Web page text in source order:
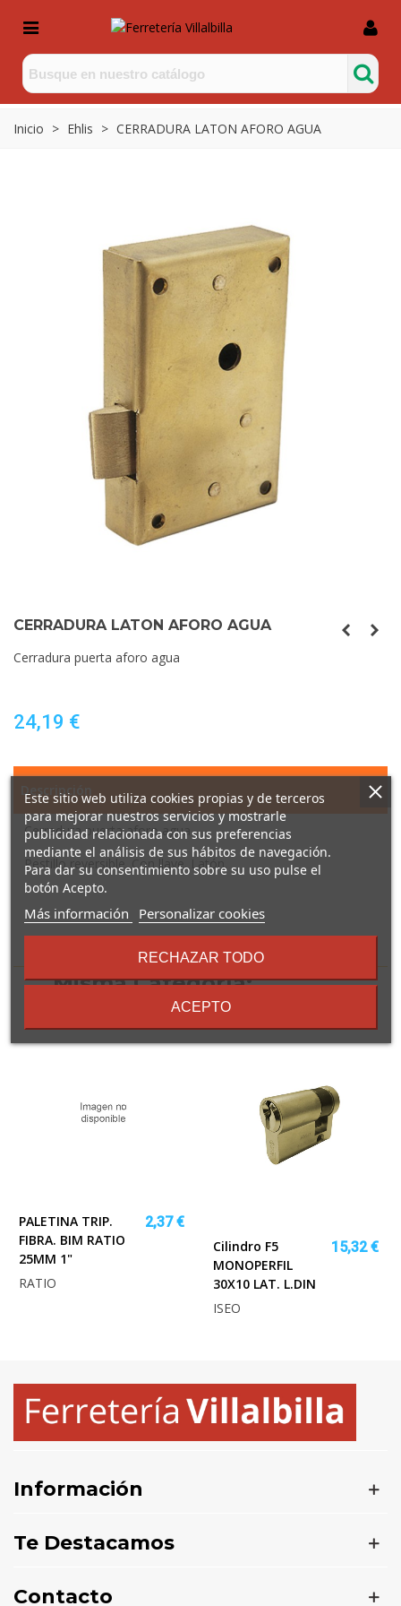
Inicio > Ehlis > CERRADURA LATON AFORO AGUA
CERRADURA LATON AFORO AGUA
Cerradura puerta aforo agua
24,19 €
Descripción
Cerradura puerta aforo agua
Pestillo reversible. Con llave. Latón.
16 Otros Productos En La
Misma Categoría:
PALETINA TRIP.
FIBRA. BIM RATIO
25MM 1"
2,37 €
RATIO
Cilindro F5
MONOPERFIL
30X10 LAT. L.DIN
15,32 €
ISEO
Información
Te Destacamos
Contacto
Este sitio web utiliza cookies propias y de terceros
para mejorar nuestros servicios y mostrarle
publicidad relacionada con sus preferencias
mediante el análisis de sus hábitos de navegación.
Para dar su consentimiento sobre su uso pulse el
botón Acepto.
Más información
sobre
términos
condiciones
Personalizar cookies
RECHAZAR TODO
ACEPTO